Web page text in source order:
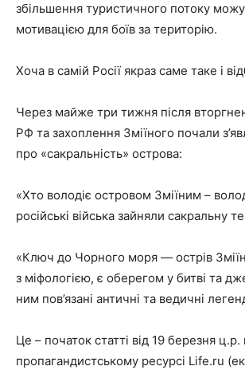
збільшення туристичного потоку
мотивацією для боїв за територію.
Хоча в самій Росії якраз саме таке і
Через майже три тижня після
РФ та захоплення Зміїного почали
про «сакральність» острова:
«Хто володіє островом Зміїним –
російські війська зайняли сакральну
«Ключ до Чорного моря — острів
з міфологією, є оберегом у битві та
ним пов’язані античні та ведичні
Це – початок статті від 19 березня
пропагандистському ресурсі Life.ru